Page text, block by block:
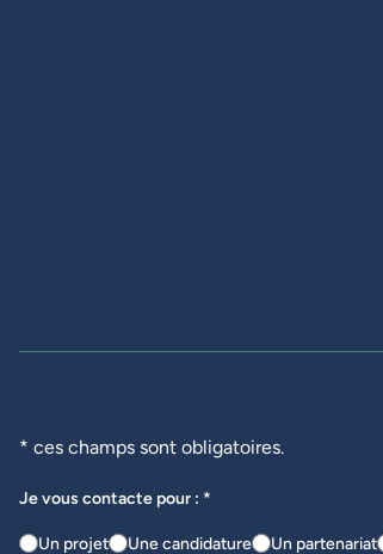
* ces champs sont obligatoires.
Je vous contacte pour : *
Un projet Une candidature Un partenariat